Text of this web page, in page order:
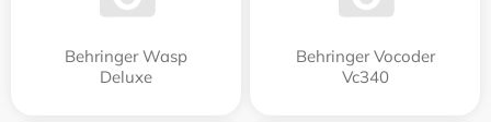
Behringer Wasp
Deluxe
Behringer Vocoder
Vc340